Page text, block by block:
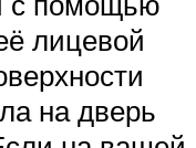
лицевой
на дверь